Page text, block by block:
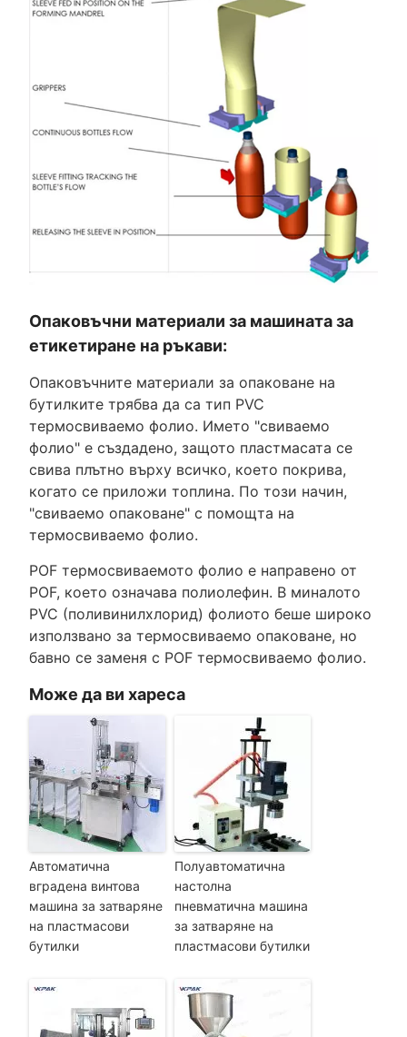
Опаковъчни материали за машината за
етикетиране на ръкави:
Опаковъчните материали за опаковане на
бутилките трябва да са тип PVC
термосвиваемо фолио. Името "свиваемо
фолио" е създадено, защото пластмасата се
свива плътно върху всичко, което покрива,
когато се приложи топлина. По този начин,
"свиваемо опаковане" с помощта на
термосвиваемо фолио.
POF термосвиваемото фолио е направено от
POF, което означава полиолефин. В миналото
PVC (поливинилхлорид) фолиото беше широко
използвано за термосвиваемо опаковане, но
бавно се заменя с POF термосвиваемо фолио.
Може да ви хареса
Автоматична
вградена винтова
машина за затваряне
на пластмасови
бутилки
Полуавтоматична
настолна
пневматична машина
за затваряне на
пластмасови бутилки